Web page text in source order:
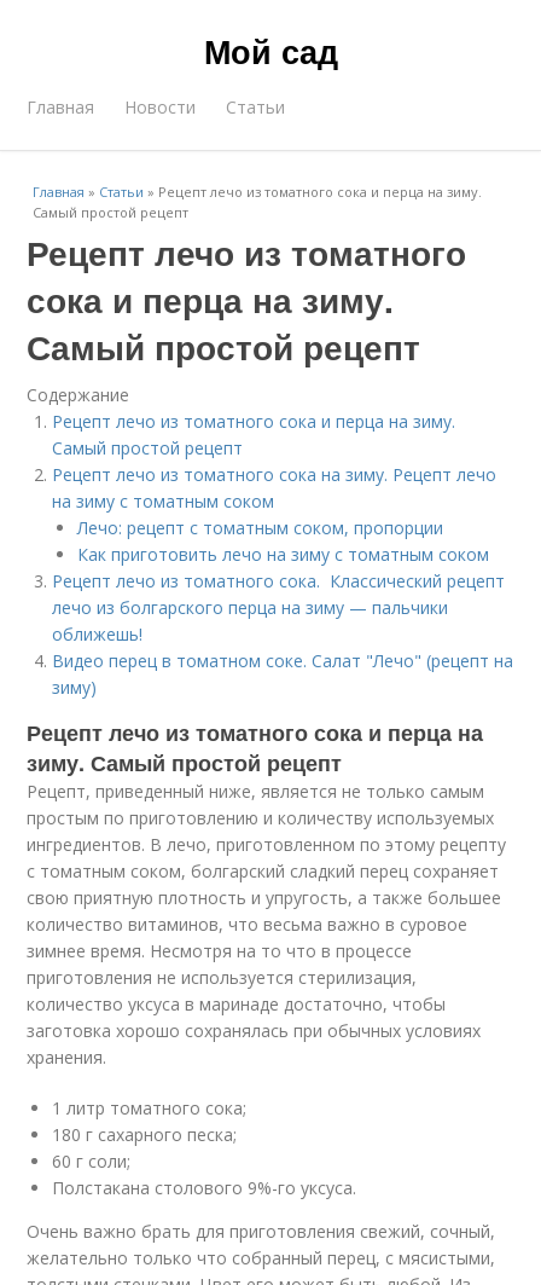
Мой сад
Главная Новости Статьи
Главная » Статьи » Рецепт лечо из томатного сока и перца на зиму.
Самый простой рецепт
Рецепт лечо из томатного
сока и перца на зиму.
Самый простой рецепт
Содержание
Рецепт лечо из томатного сока и перца на зиму.
Самый простой рецепт
Рецепт лечо из томатного сока на зиму. Рецепт лечо
на зиму с томатным соком
Лечо: рецепт с томатным соком, пропорции
Как приготовить лечо на зиму с томатным соком
Рецепт лечо из томатного сока. Классический рецепт
лечо из болгарского перца на зиму — пальчики
оближешь!
Видео перец в томатном соке. Салат "Лечо" (рецепт на
зиму)
Рецепт лечо из томатного сока и перца на
зиму. Самый простой рецепт
Рецепт, приведенный ниже, является не только самым
простым по приготовлению и количеству используемых
ингредиентов. В лечо, приготовленном по этому рецепту
с томатным соком, болгарский сладкий перец сохраняет
свою приятную плотность и упругость, а также большее
количество витаминов, что весьма важно в суровое
зимнее время. Несмотря на то что в процессе
приготовления не используется стерилизация,
количество уксуса в маринаде достаточно, чтобы
заготовка хорошо сохранялась при обычных условиях
хранения.
1 литр томатного сока;
180 г сахарного песка;
60 г соли;
Полстакана столового 9%-го уксуса.
Очень важно брать для приготовления свежий, сочный,
желательно только что собранный перец, с мясистыми,